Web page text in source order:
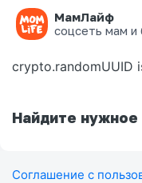
МамЛайф
соцсеть мам и
Ошибка на
crypto.randomUUID
Найдите нужное
Соглашение с